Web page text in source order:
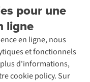
pour une
ligne
en ligne, nous
et fonctionnels
d'informations,
cookie policy. Sur